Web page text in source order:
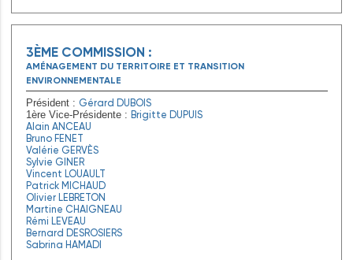
3ÈME COMMISSION :
AMÉNAGEMENT DU TERRITOIRE ET TRANSITION
ENVIRONNEMENTALE
Président : Gérard DUBOIS
1ère Vice-Présidente : Brigitte DUPUIS
Alain ANCEAU
Bruno FENET
Valérie GERVÈS
Sylvie GINER
Vincent LOUAULT
Patrick MICHAUD
Olivier LEBRETON
Martine CHAIGNEAU
Rémi LEVEAU
Bernard DESROSIERS
Sabrina HAMADI